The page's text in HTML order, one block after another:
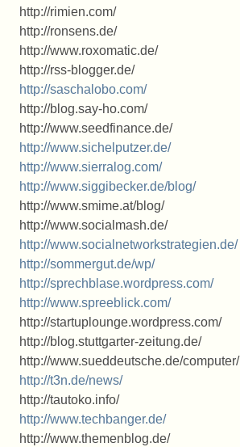
http://rimien.com/
http://ronsens.de/
http://www.roxomatic.de/
http://rss-blogger.de/
http://saschalobo.com/
http://blog.say-ho.com/
http://www.seedfinance.de/
http://www.sichelputzer.de/
http://www.sierralog.com/
http://www.siggibecker.de/blog/
http://www.smime.at/blog/
http://www.socialmash.de/
http://www.socialnetworkstrategien.de/
http://sommergut.de/wp/
http://sprechblase.wordpress.com/
http://www.spreeblick.com/
http://startuplounge.wordpress.com/
http://blog.stuttgarter-zeitung.de/
http://www.sueddeutsche.de/computer/
http://t3n.de/news/
http://tautoko.info/
http://www.techbanger.de/
http://www.themenblog.de/